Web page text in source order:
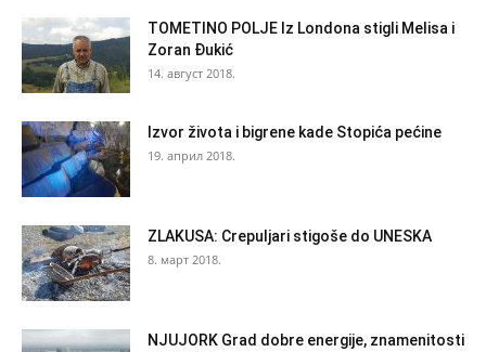
TOMETINO POLJE Iz Londona stigli Melisa i
Zoran Đukić
14. август 2018.
Izvor života i bigrene kade Stopića pećine
19. април 2018.
ZLAKUSA: Crepuljari stigoše do UNESKA
8. март 2018.
NJUJORK Grad dobre energije, znamenitosti